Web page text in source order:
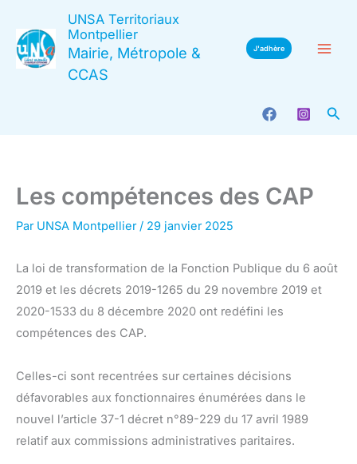
contenu
UNSA Territoriaux
Montpellier
Mairie, Métropole &
CCAS
J'adhère
Les compétences des CAP
Par UNSA Montpellier / 29 janvier 2025
La loi de transformation de la Fonction Publique du 6 août
2019 et les décrets 2019-1265 du 29 novembre 2019 et
2020-1533 du 8 décembre 2020 ont redéfini les
compétences des CAP.
Celles-ci sont recentrées sur certaines décisions
défavorables aux fonctionnaires énumérées dans le
nouvel l’article 37-1 décret n°89-229 du 17 avril 1989
relatif aux commissions administratives paritaires.